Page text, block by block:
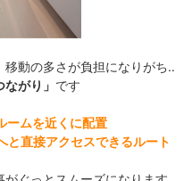
動の多さが負担になりがち..
ながり」 です
ームを近くに配置
と直接アクセスできるルート